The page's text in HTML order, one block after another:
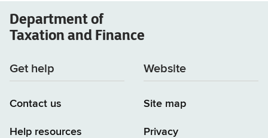
Department of
Taxation and Finance
Get help
Contact us
Help resources
Website
Site map
Privacy